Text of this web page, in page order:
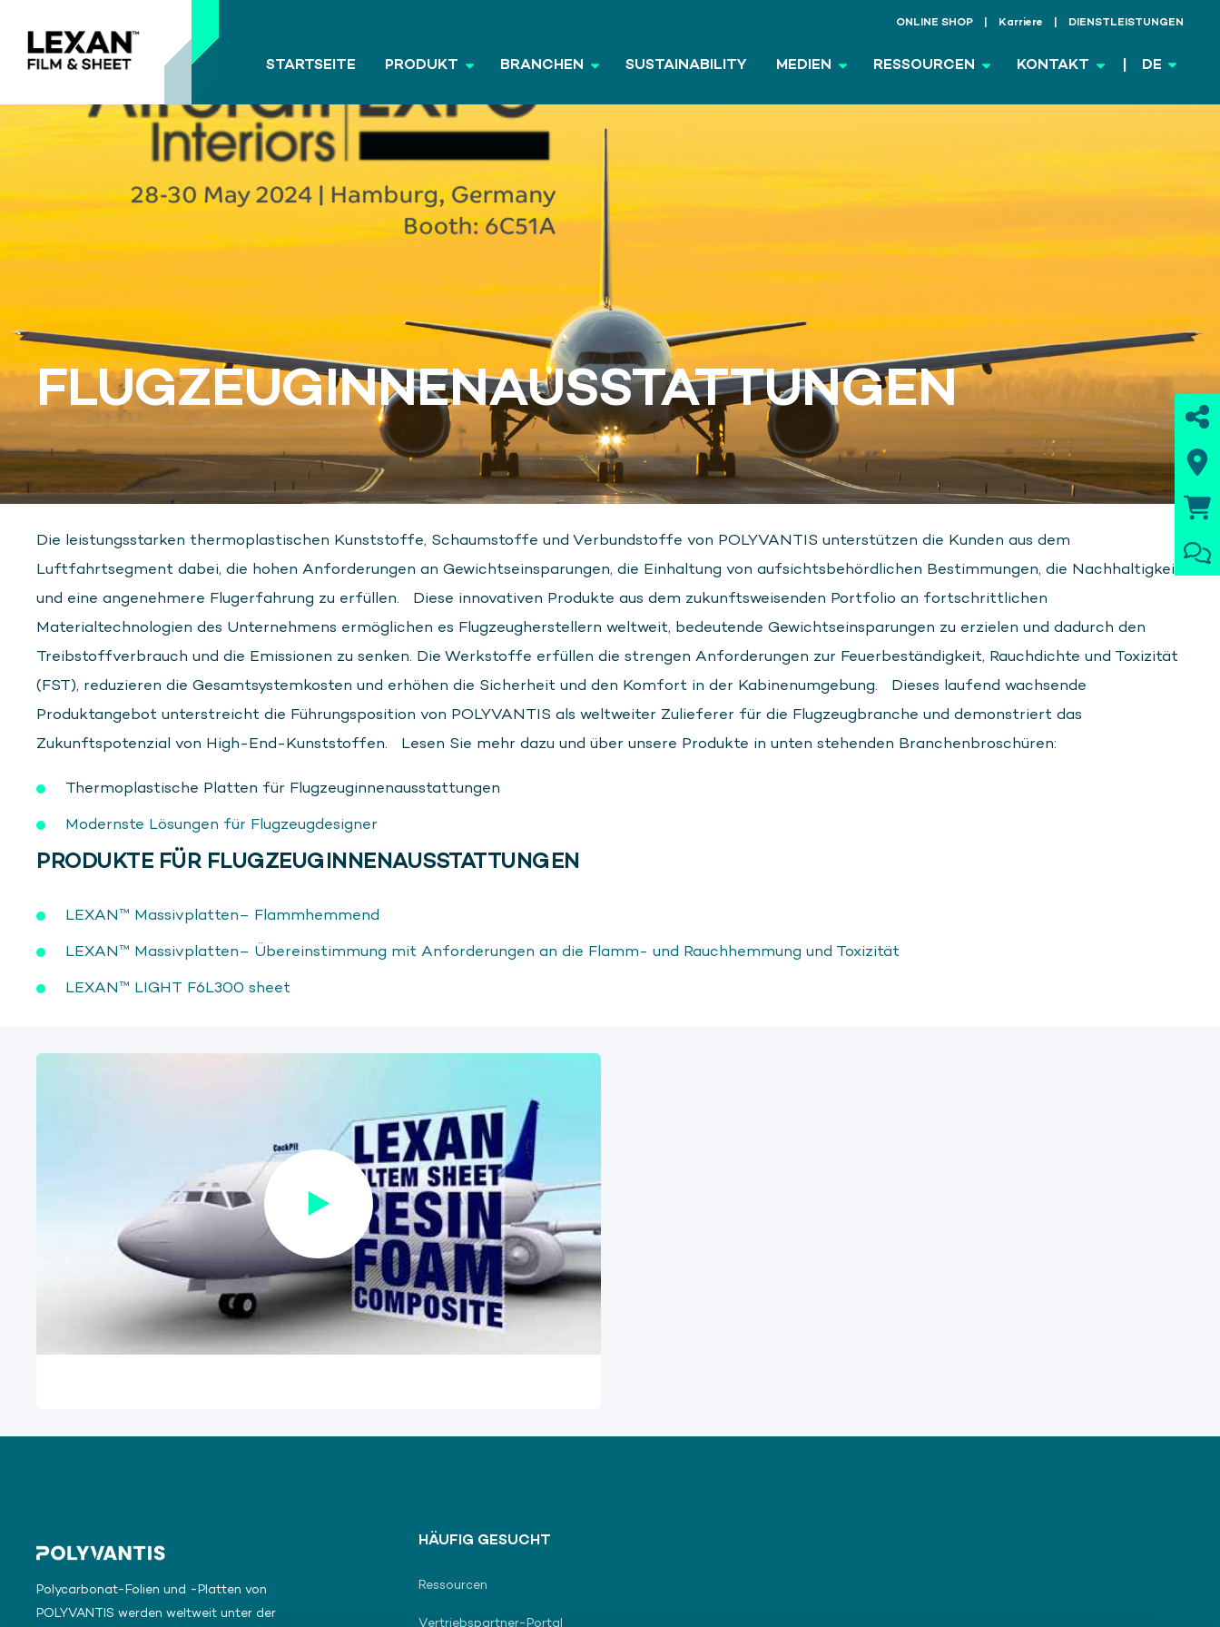
ONLINE SHOP Karriere DIENSTLEISTUNGEN
STARTSEITE PRODUKT BRANCHEN SUSTAINABILITY MEDIEN RESSOURCEN KONTAKT DE
FLUGZEUGINNENAUSSTATTUNGEN
Die leistungsstarken thermoplastischen Kunststoffe, Schaumstoffe und Verbundstoffe von POLYVANTIS unterstützen die Kunden aus dem
Luftfahrtsegment dabei, die hohen Anforderungen an Gewichtseinsparungen, die Einhaltung von aufsichtsbehördlichen Bestimmungen, die Nachhaltigkeit
und eine angenehmere Flugerfahrung zu erfüllen. Diese innovativen Produkte aus dem zukunftsweisenden Portfolio an fortschrittlichen
Materialtechnologien des Unternehmens ermöglichen es Flugzeugherstellern weltweit, bedeutende Gewichtseinsparungen zu erzielen und dadurch den
Treibstoffverbrauch und die Emissionen zu senken. Die Werkstoffe erfüllen die strengen Anforderungen zur Feuerbeständigkeit, Rauchdichte und Toxizität
(FST), reduzieren die Gesamtsystemkosten und erhöhen die Sicherheit und den Komfort in der Kabinenumgebung. Dieses laufend wachsende
Produktangebot unterstreicht die Führungsposition von POLYVANTIS als weltweiter Zulieferer für die Flugzeugbranche und demonstriert das
Zukunftspotenzial von High-End-Kunststoffen. Lesen Sie mehr dazu und über unsere Produkte in unten stehenden Branchenbroschüren:
Thermoplastische Platten für Flugzeuginnenausstattungen
Modernste Lösungen für Flugzeugdesigner
PRODUKTE FÜR FLUGZEUGINNENAUSSTATTUNGEN
LEXAN™ Massivplatten– Flammhemmend
LEXAN™ Massivplatten– Übereinstimmung mit Anforderungen an die Flamm- und Rauchhemmung und Toxizität
LEXAN™ LIGHT F6L300 sheet
Polycarbonat-Folien und -Platten von
POLYVANTIS werden weltweit unter der
HÄUFIG GESUCHT
Ressourcen
Vertriebspartner-Portal